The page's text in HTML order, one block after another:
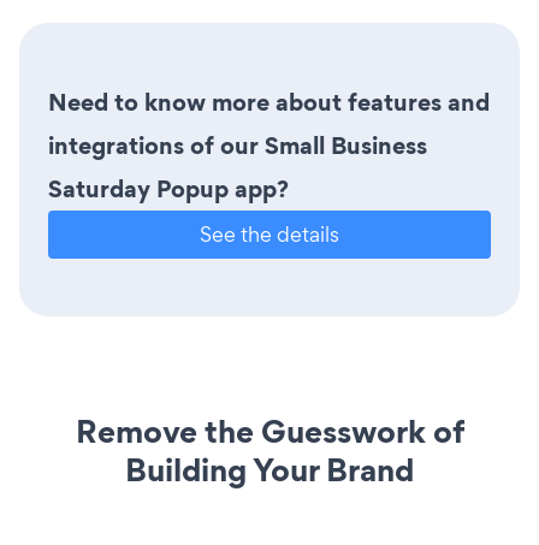
Need to know more about features and
integrations of our Small Business
Saturday Popup app?
See the details
Remove the Guesswork of
Building Your Brand